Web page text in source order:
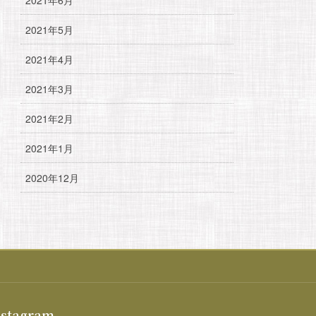
2021年5月
2021年4月
2021年3月
2021年2月
2021年1月
2020年12月